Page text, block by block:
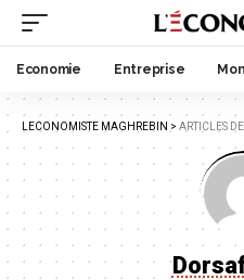
Economie Entreprise
LECONOMISTE MAGHREBIN > ARTICLES